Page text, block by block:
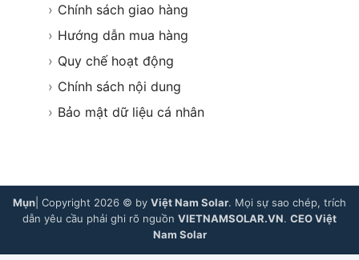
› Chính sách giao hàng
› Hướng dẫn mua hàng
› Quy chế hoạt động
› Chính sách nội dung
› Bảo mật dữ liệu cá nhân
Mụn | Copyright 2026 © by Việt Nam Solar. Mọi sự sao chép, trích
dẫn yêu cầu phải ghi rõ nguồn VIETNAMSOLAR.VN. CEO Việt
Nam Solar